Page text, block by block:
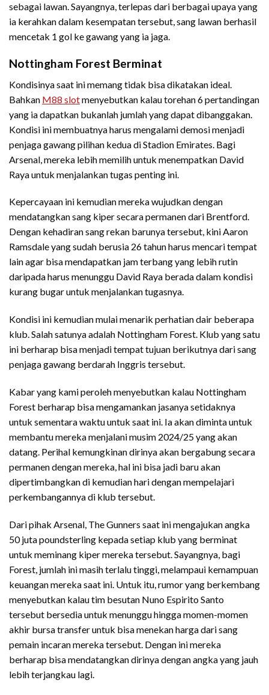
sebagai lawan. Sayangnya, terlepas dari berbagai upaya yang
ia kerahkan dalam kesempatan tersebut, sang lawan berhasil
mencetak 1 gol ke gawang yang ia jaga.
Nottingham Forest Berminat
Kondisinya saat ini memang tidak bisa dikatakan ideal.
Bahkan M88 slotmenyebutkan kalau torehan 6 pertandingan
yang ia dapatkan bukanlah jumlah yang dapat dibanggakan.
Kondisi ini membuatnya harus mengalami demosi menjadi
penjaga gawang pilihan kedua di Stadion Emirates. Bagi
Arsenal, mereka lebih memilih untuk menempatkan David
Raya untuk menjalankan tugas penting ini.
Kepercayaan ini kemudian mereka wujudkan dengan
mendatangkan sang kiper secara permanen dari Brentford.
Dengan kehadiran sang rekan barunya tersebut, kini Aaron
Ramsdale yang sudah berusia 26 tahun harus mencari tempat
lain agar bisa mendapatkan jam terbang yang lebih rutin
daripada harus menunggu David Raya berada dalam kondisi
kurang bugar untuk menjalankan tugasnya.
Kondisi ini kemudian mulai menarik perhatian dair beberapa
klub. Salah satunya adalah Nottingham Forest. Klub yang satu
ini berharap bisa menjadi tempat tujuan berikutnya dari sang
penjaga gawang berdarah Inggris tersebut.
Kabar yang kami peroleh menyebutkan kalau Nottingham
Forest berharap bisa mengamankan jasanya setidaknya
untuk sementara waktu untuk saat ini. Ia akan diminta untuk
membantu mereka menjalani musim 2024/25 yang akan
datang. Perihal kemungkinan dirinya akan bergabung secara
permanen dengan mereka, hal ini bisa jadi baru akan
dipertimbangkan di kemudian hari dengan mempelajari
perkembangannya di klub tersebut.
Dari pihak Arsenal, The Gunners saat ini mengajukan angka
50 juta poundsterling kepada setiap klub yang berminat
untuk meminang kiper mereka tersebut. Sayangnya, bagi
Forest, jumlah ini masih terlalu tinggi, melampaui kemampuan
keuangan mereka saat ini. Untuk itu, rumor yang berkembang
menyebutkan kalau tim besutan Nuno Espirito Santo
tersebut bersedia untuk menunggu hingga momen-momen
akhir bursa transfer untuk bisa menekan harga dari sang
pemain incaran mereka tersebut. Dengan ini mereka
berharap bisa mendatangkan dirinya dengan angka yang jauh
lebih terjangkau lagi.